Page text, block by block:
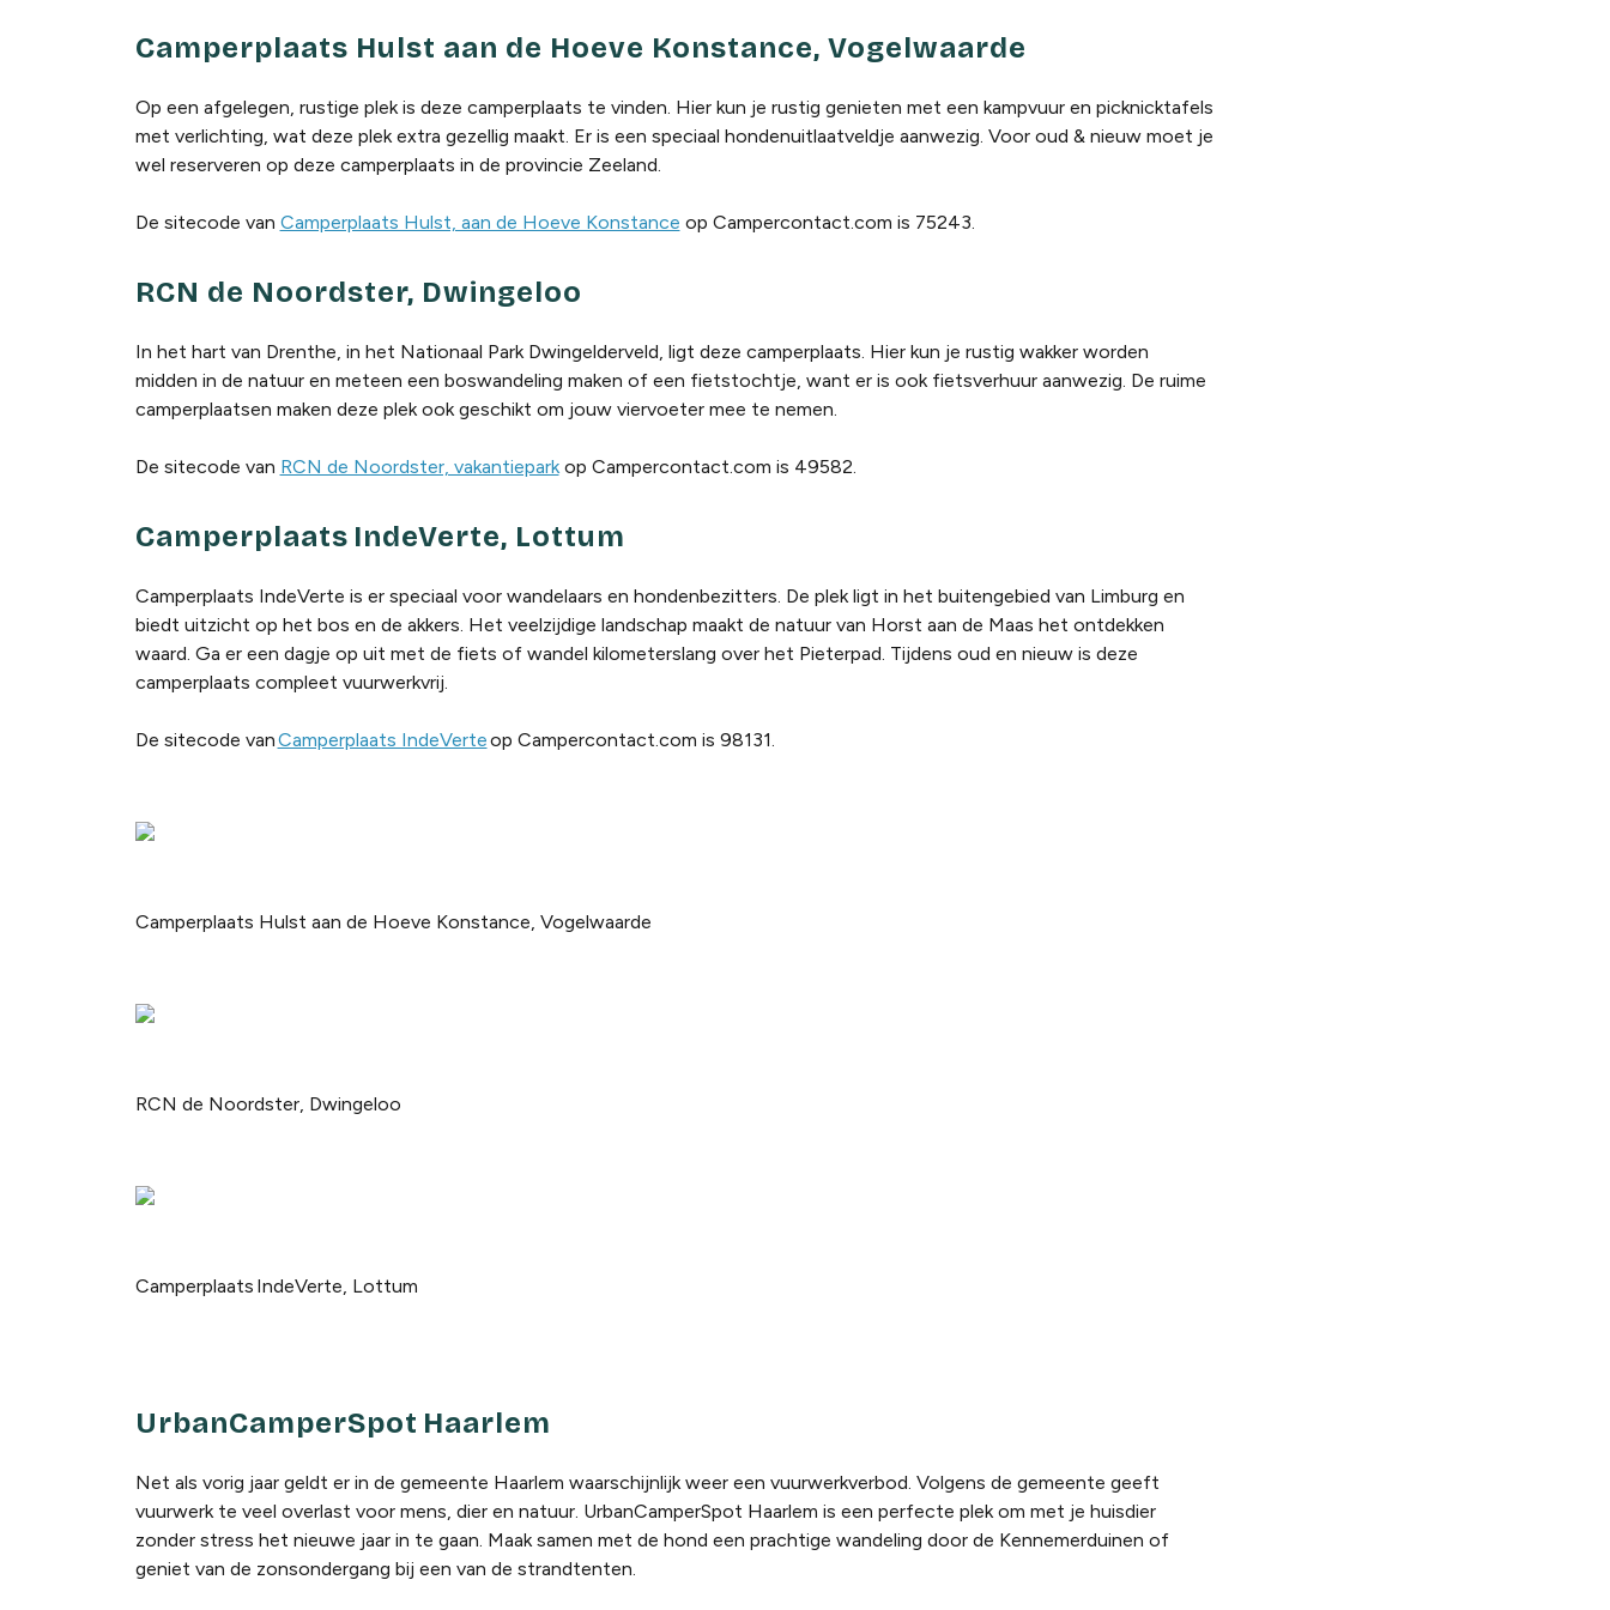
Camperplaats Hulst aan de Hoeve Konstance, Vogelwaarde
Op een afgelegen, rustige plek is deze camperplaats te vinden. Hier kun je rustig genieten met een kampvuur en picknicktafels
met verlichting, wat deze plek extra gezellig maakt. Er is een speciaal hondenuitlaatveldje aanwezig. Voor oud & nieuw moet je
wel reserveren op deze camperplaats in de provincie Zeeland.
De sitecode van Camperplaats Hulst, aan de Hoeve Konstance op Campercontact.com is 75243.
RCN de Noordster, Dwingeloo
In het hart van Drenthe, in het Nationaal Park Dwingelderveld, ligt deze camperplaats. Hier kun je rustig wakker worden
midden in de natuur en meteen een boswandeling maken of een fietstochtje, want er is ook fietsverhuur aanwezig. De ruime
camperplaatsen maken deze plek ook geschikt om jouw viervoeter mee te nemen.
De sitecode van RCN de Noordster, vakantieparkop Campercontact.com is 49582.
Camperplaats IndeVerte, Lottum
Camperplaats IndeVerte is er speciaal voor wandelaars en hondenbezitters. De plek ligt in het buitengebied van Limburg en
biedt uitzicht op het bos en de akkers. Het veelzijdige landschap maakt de natuur van Horst aan de Maas het ontdekken
waard. Ga er een dagje op uit met de fiets of wandel kilometerslang over het Pieterpad. Tijdens oud en nieuw is deze
camperplaats compleet vuurwerkvrij.
De sitecode vanCamperplaats IndeVerteop Campercontact.com is 98131.
Camperplaats Hulst aan de Hoeve Konstance, Vogelwaarde
RCN de Noordster, Dwingeloo
Camperplaats IndeVerte, Lottum
UrbanCamperSpot Haarlem
Net als vorig jaar geldt er in de gemeente Haarlem waarschijnlijk weer een vuurwerkverbod. Volgens de gemeente geeft
vuurwerk te veel overlast voor mens, dier en natuur. UrbanCamperSpot Haarlem is een perfecte plek om met je huisdier
zonder stress het nieuwe jaar in te gaan. Maak samen met de hond een prachtige wandeling door de Kennemerduinen of
geniet van de zonsondergang bij een van de strandtenten.